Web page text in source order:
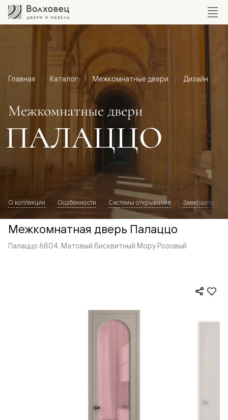
Главная Каталог Межкомнатные двери Дизайн
Межкомнатные двери
ПАЛАЦЦО
О коллекции Особенности Системы открывания Завершите
Межкомнатная дверь Палаццо
Палаццо 6804. Матовый бисквитный Мору Розовый